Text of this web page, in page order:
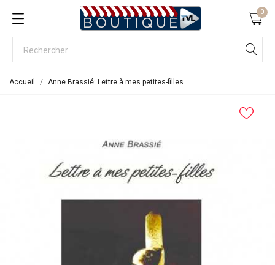
0
Accueil Anne Brassié: Lettre à mes petites-filles